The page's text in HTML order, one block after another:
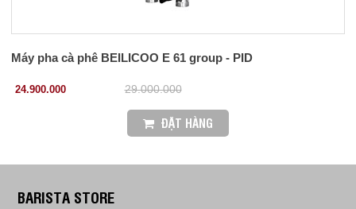
Máy pha cà phê BEILICOO E 61 group - PID
24.900.000 29.000.000
ĐẶT HÀNG
BARISTA STORE